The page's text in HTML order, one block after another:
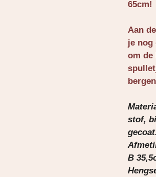
65cm!
Aan
je nog
om de
stof,
B